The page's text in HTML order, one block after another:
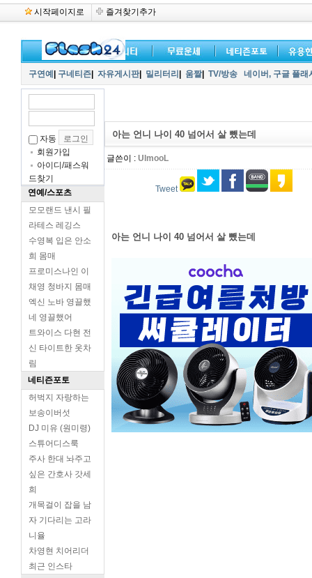
시작페이지로 즐겨찾기추가
구연예 구네티즌 자유게시판| 밀리터리 움짤| TV/방송 네이버, 구글 플
자동
회원가입
아이디/패스워
드찾기
연예/스포츠
모모랜드 낸시 필
라테스 레깅스
수영복 입은 안소
희 몸매
프로미스나인 이
채영 청바지 몸매
엑신 노바 영끌했
네 영끌했어
트와이스 다현 전
신 타이트한 옷차
림
네티즌포토
허벅지 자랑하는
보송이버섯
DJ 미유 (원미령)
스튜어디스룩
주사 한대 놔주고
싶은 간호사 갓세
희
개목걸이 잡을 남
자 기다리는 고라
니율
차영현 치어리더
최근 인스타
아는 언니 나이 40 넘어서 살 뺐는데
글쓴이 : UlmooL
Tweet
아는 언니 나이 40 넘어서 살 뺐는데